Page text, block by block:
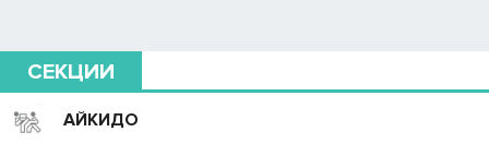
СЕКЦИИ
АЙКИДО